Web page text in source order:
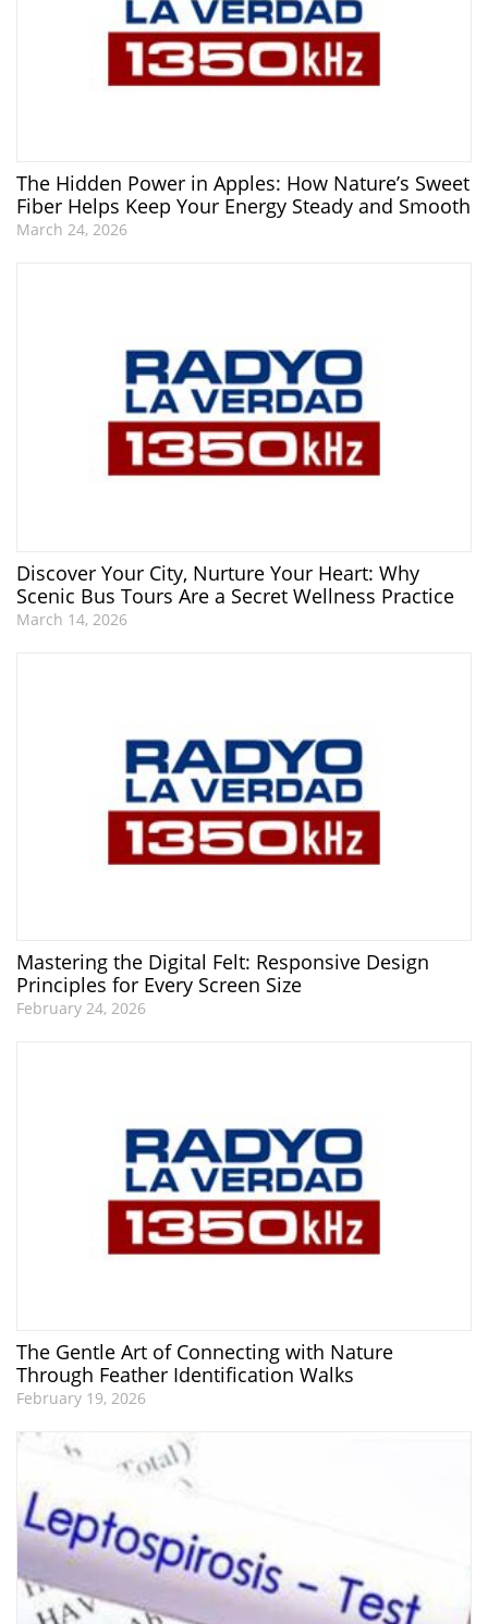
The Hidden Power in Apples: How Nature’s Sweet
Fiber Helps Keep Your Energy Steady and Smooth
March 24, 2026
Discover Your City, Nurture Your Heart: Why
Scenic Bus Tours Are a Secret Wellness Practice
March 14, 2026
Mastering the Digital Felt: Responsive Design
Principles for Every Screen Size
February 24, 2026
The Gentle Art of Connecting with Nature
Through Feather Identification Walks
February 19, 2026